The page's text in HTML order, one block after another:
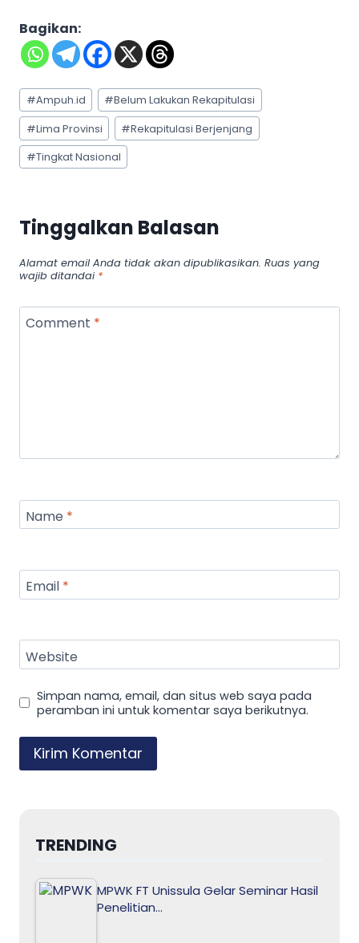
Bagikan:
Post
Tags:
#Ampuh.id #Belum Lakukan Rekapitulasi
#Lima Provinsi #Rekapitulasi Berjenjang
#Tingkat Nasional
Tinggalkan Balasan
Alamat email Anda tidak akan dipublikasikan. Ruas yang
wajib ditandai *
Comment *
Name *
Email *
Website
Simpan nama, email, dan situs web saya pada
peramban ini untuk komentar saya berikutnya.
TRENDING
MPWK FT Unissula Gelar Seminar Hasil
Penelitian…